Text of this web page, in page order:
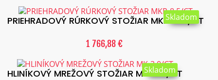
PRIEHRADOVÝ RÚRKOVÝ STOŽIAR MKR-8.5/CT
1 766,88 €
Skladom
HLINÍKOVÝ MREŽOVÝ STOŽIAR MK-3.0/CT
Skladom